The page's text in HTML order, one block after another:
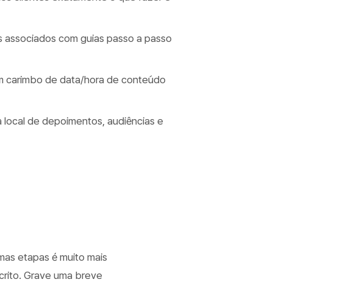
associados com guias passo a passo
carimbo de data/hora de conteúdo
local de depoimentos, audiências e
etapas é muito mais
Grave uma breve